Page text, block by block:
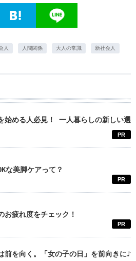
人 人間関係 大人の常識 新社会人
始める人必見！ 一人暮らしの新しい選
PR
な美脚ケアって？
PR
お疲れ度をチェック！
PR
前を向く。「女の子の日」を前向きに♪